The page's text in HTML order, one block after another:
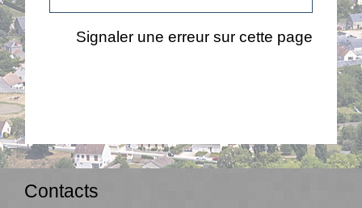
Signaler une erreur sur cette page
Contacts